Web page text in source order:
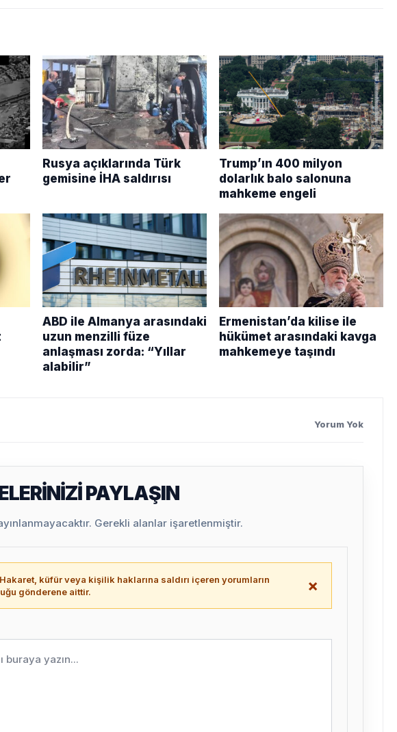
Rusya açıklarında Türk
gemisine İHA saldırısı
Trump’ın 400 milyon
dolarlık balo salonuna
mahkeme engeli
ABD ile Almanya arasındaki
uzun menzilli füze
anlaşması zorda: “Yıllar
alabilir”
Ermenistan’da kilise ile
hükümet arasındaki kavga
mahkemeye taşındı
Yorum Yok
PAYLAŞIN
Gerekli alanlar işaretlenmiştir.
Hakaret, küfür veya kişilik haklarına saldırı içeren yorumların
gönderene aittir.
×